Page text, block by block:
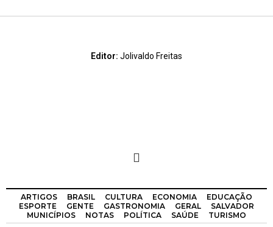
Editor: Jolivaldo Freitas
ARTIGOS BRASIL CULTURA ECONOMIA
EDUCAÇÃO
ESPORTE
GENTE GASTRONOMIA GERAL
SALVADOR
MUNICÍPIOS
NOTAS POLÍTICA SAÚDE TURISMO